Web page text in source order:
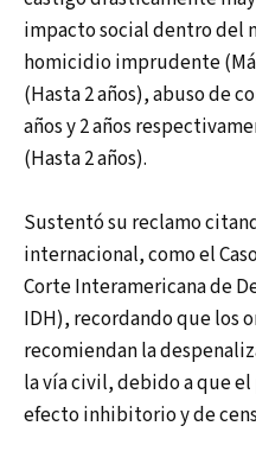
impacto social dentro del
homicidio imprudente
(Hasta 2 años), abuso de
años y 2 años
(Hasta 2 años).
Sustentó su reclamo
internacional, como el
Corte Interamericana de
IDH), recordando que los
recomiendan la
la vía civil, debido a que
efecto inhibitorio y de